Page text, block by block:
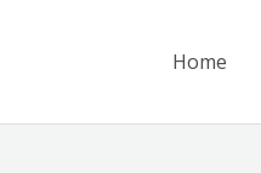
Home